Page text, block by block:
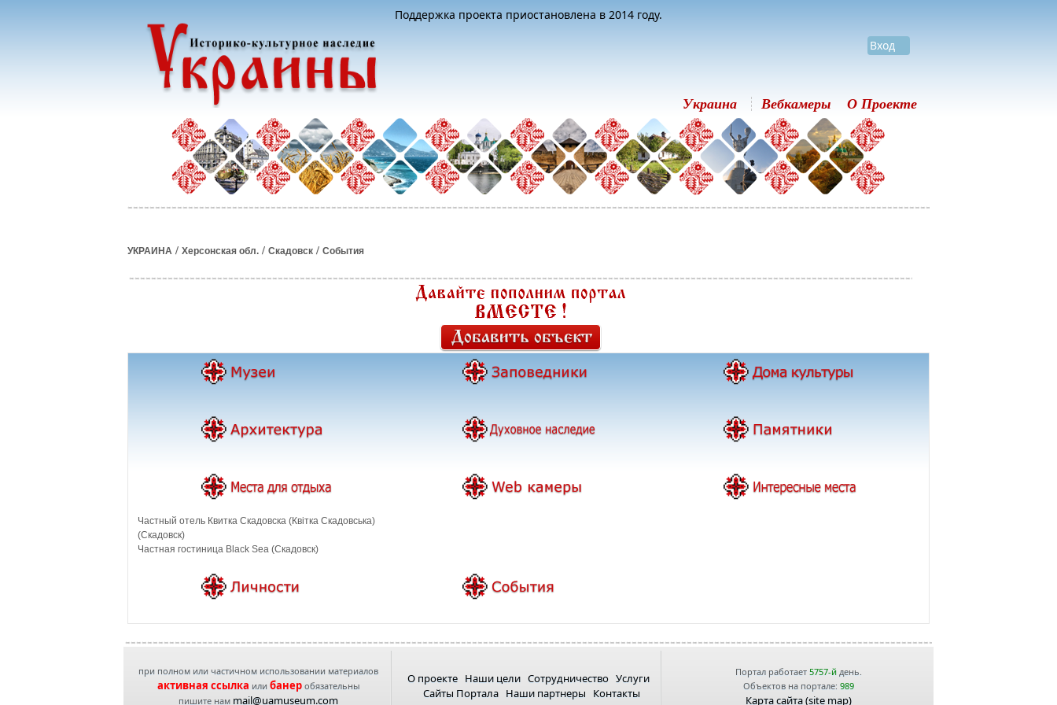
Поддержка проекта приостановлена в 2014 году.
Вход
Украина Вебкамеры О Проекте
УКРАИНА / Херсонская обл. / Скадовск / События
Частный отель Квитка Скадовска (Квiтка Скадовська)
(Скадовск)
Частная гостиница Black Sea (Скадовск)
при полном или частичном использовании материалов
активная ссылка или банеробязательны
пишите нам mail@uamuseum.com
О проекте Наши цели Сотрудничество Услуги
Сайты Портала Наши партнеры Контакты
Портал работает 5757-йдень.
Объектов на портале: 989
Карта сайта (site map)